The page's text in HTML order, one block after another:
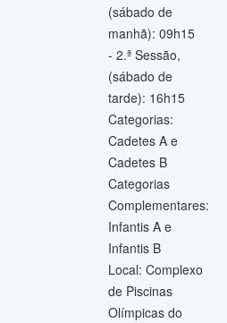
(sábado de
manhã): 09h15
- 2.ª Sessão,
(sábado de
tarde): 16h15
Categorias:
Cadetes A e
Cadetes B
Categorias
Complementares:
Infantis A e
Infantis B
Local: Complexo
de Piscinas
Olímpicas do